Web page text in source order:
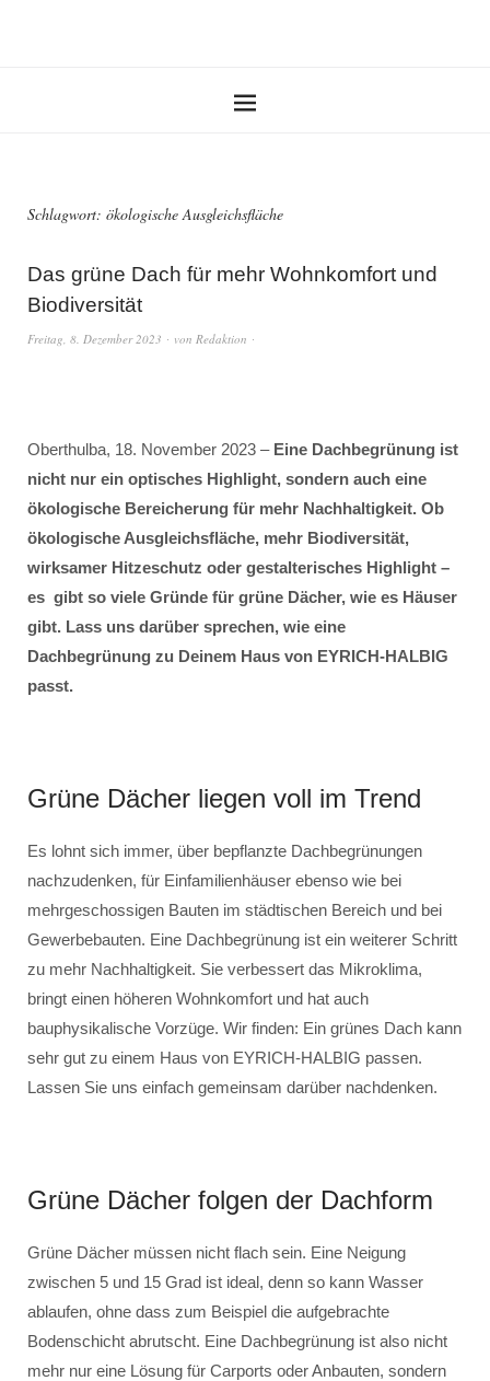
Schlagwort: ökologische Ausgleichsfläche
Das grüne Dach für mehr Wohnkomfort und
Biodiversität
Freitag, 8. Dezember 2023 von Redaktion
Oberthulba, 18. November 2023 – Eine Dachbegrünung ist
nicht nur ein optisches Highlight, sondern auch eine
ökologische Bereicherung für mehr Nachhaltigkeit. Ob
ökologische Ausgleichsfläche, mehr Biodiversität,
wirksamer Hitzeschutz oder gestalterisches Highlight –
es gibt so viele Gründe für grüne Dächer, wie es Häuser
gibt. Lass uns darüber sprechen, wie eine
Dachbegrünung zu Deinem Haus von EYRICH-HALBIG
passt.
Grüne Dächer liegen voll im Trend
Es lohnt sich immer, über bepflanzte Dachbegrünungen
nachzudenken, für Einfamilienhäuser ebenso wie bei
mehrgeschossigen Bauten im städtischen Bereich und bei
Gewerbebauten. Eine Dachbegrünung ist ein weiterer Schritt
zu mehr Nachhaltigkeit. Sie verbessert das Mikroklima,
bringt einen höheren Wohnkomfort und hat auch
bauphysikalische Vorzüge. Wir finden: Ein grünes Dach kann
sehr gut zu einem Haus von EYRICH-HALBIG passen.
Lassen Sie uns einfach gemeinsam darüber nachdenken.
Grüne Dächer folgen der Dachform
Grüne Dächer müssen nicht flach sein. Eine Neigung
zwischen 5 und 15 Grad ist ideal, denn so kann Wasser
ablaufen, ohne dass zum Beispiel die aufgebrachte
Bodenschicht abrutscht. Eine Dachbegrünung ist also nicht
mehr nur eine Lösung für Carports oder Anbauten, sondern